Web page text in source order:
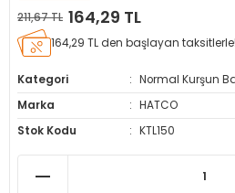
Dolgu Lastikleri
İç Lastikleri
Kapağı
211,67 TL 164,29 TL
164,29 TL den başlayan taksitlerle!
Kategori
Normal Kurşun
Marka
HATCO
Stok Kodu
KTL150